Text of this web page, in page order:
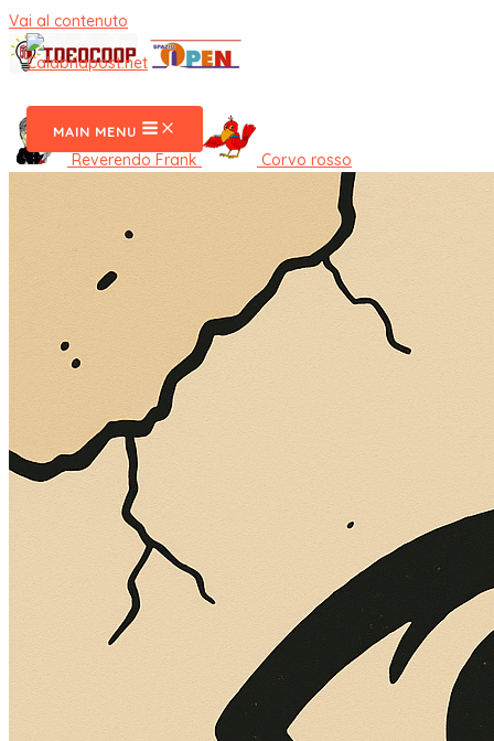
Vai al contenuto
MAIN MENU
Reverendo Frank Corvo rosso